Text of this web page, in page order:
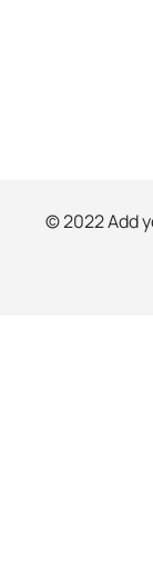
© 2022 Add